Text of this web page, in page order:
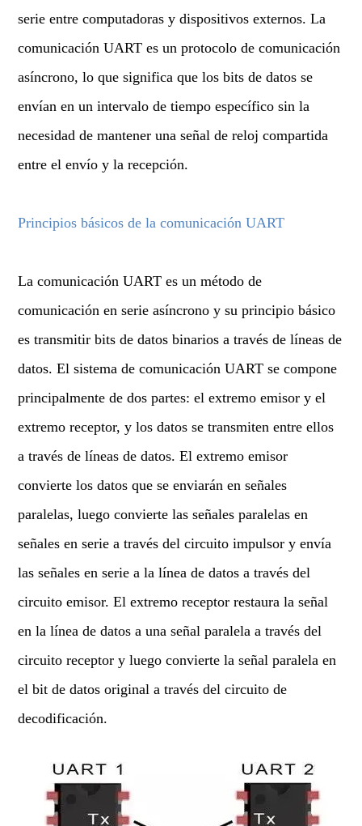
serie entre computadoras y dispositivos externos. La
comunicación UART es un protocolo de comunicación
asíncrono, lo que significa que los bits de datos se
envían en un intervalo de tiempo específico sin la
necesidad de mantener una señal de reloj compartida
entre el envío y la recepción.
Principios básicos de la comunicación UART
La comunicación UART es un método de
comunicación en serie asíncrono y su principio básico
es transmitir bits de datos binarios a través de líneas de
datos. El sistema de comunicación UART se compone
principalmente de dos partes: el extremo emisor y el
extremo receptor, y los datos se transmiten entre ellos
a través de líneas de datos. El extremo emisor
convierte los datos que se enviarán en señales
paralelas, luego convierte las señales paralelas en
señales en serie a través del circuito impulsor y envía
las señales en serie a la línea de datos a través del
circuito emisor. El extremo receptor restaura la señal
en la línea de datos a una señal paralela a través del
circuito receptor y luego convierte la señal paralela en
el bit de datos original a través del circuito de
decodificación.